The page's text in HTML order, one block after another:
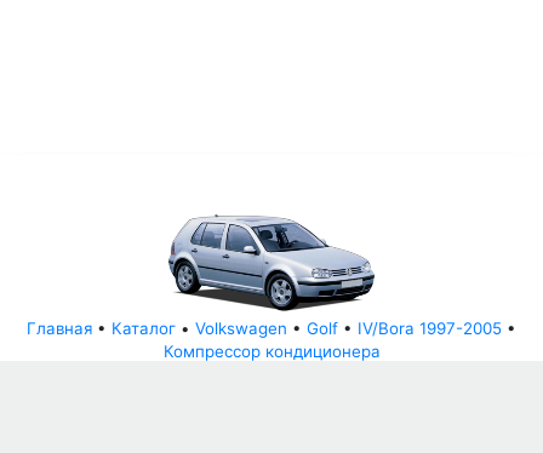
Главная • Каталог • Volkswagen • Golf • IV/Bora 1997-2005 •
Компрессор кондиционера